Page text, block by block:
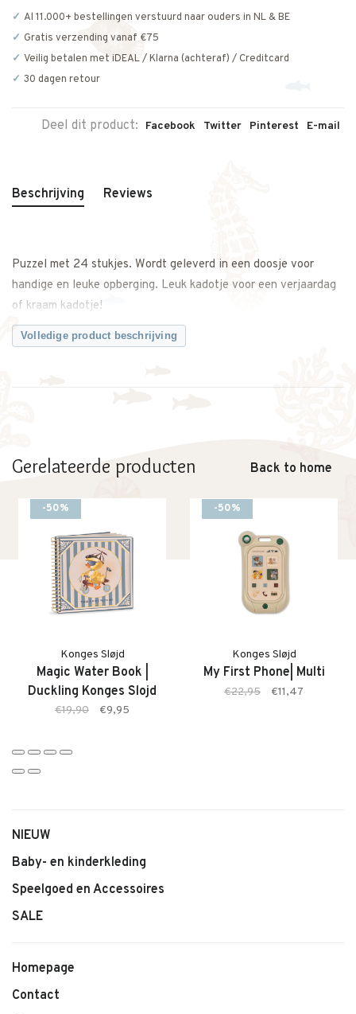
Al 11.000+ bestellingen verstuurd naar ouders in NL & BE
Gratis verzending vanaf €75
Veilig betalen met iDEAL / Klarna (achteraf) / Creditcard
30 dagen retour
Deel dit product: Facebook Twitter Pinterest E-mail
Beschrijving Reviews
Puzzel met 24 stukjes. Wordt geleverd in een doosje voor
handige en leuke opberging. Leuk kadotje voor een verjaardag
of kraam kadotje!
Volledige product beschrijving
Gerelateerde producten Back to home
-50%
Konges Sløjd
Magic Water Book |
Duckling Konges Slojd
€19,90 €9,95
-50%
Konges Sløjd
My First Phone| Multi
€22,95 €11,47
NIEUW
Baby- en kinderkleding
Speelgoed en Accessoires
SALE
Homepage
Contact